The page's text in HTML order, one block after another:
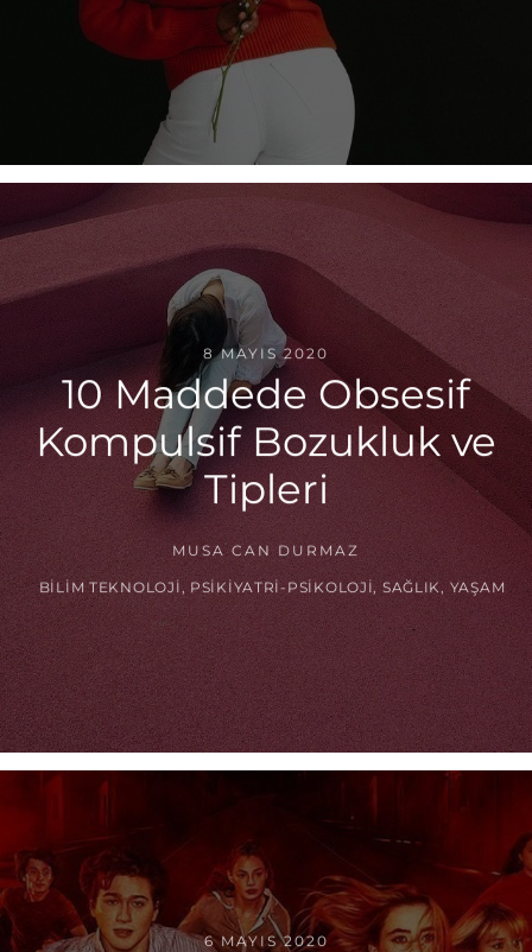
8 MAYIS 2020
10 Maddede Obsesif
Kompulsif Bozukluk ve
Tipleri
MUSA CAN DURMAZ
BILIM TEKNOLOJI , PSIKIYATRI-PSIKOLOJI, SAĞLIK , YAŞAM
6 MAYIS 2020